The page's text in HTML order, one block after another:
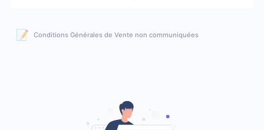
📝 Conditions Générales de Vente non communiquées